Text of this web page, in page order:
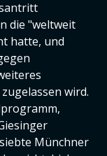
die "weltweit
hatte, und
wird.
Münchner